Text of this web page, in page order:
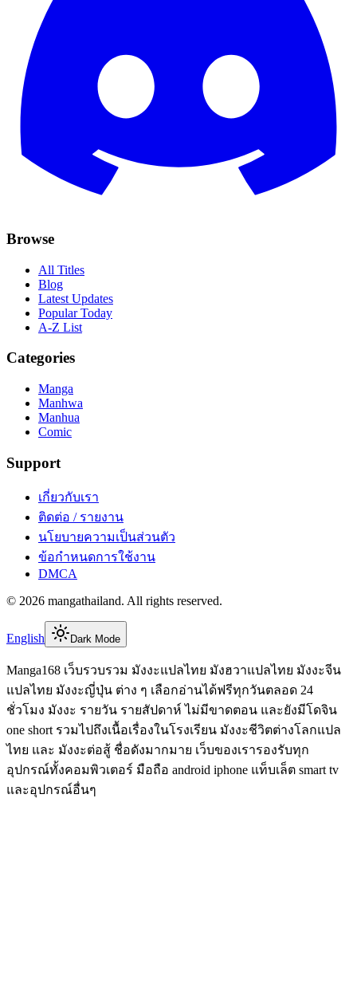
Browse
All Titles
Blog
Latest Updates
Popular Today
A-Z List
Categories
Manga
Manhwa
Manhua
Comic
Support
เกี่ยวกับเรา
ติดต่อ / รายงาน
นโยบายความเป็นส่วนตัว
ข้อกำหนดการใช้งาน
DMCA
© 2026 mangathailand. All rights reserved.
English Dark Mode
Manga168 เว็บรวบรวม มังงะแปลไทย มังฮวาแปลไทย มังงะจีน
แปลไทย มังงะญี่ปุ่น ต่าง ๆ เลือกอ่านได้ฟรีทุกวันตลอด 24
ชั่วโมง มังงะ รายวัน รายสัปดาห์ ไม่มีขาดตอน และยังมีโดจิน
one short รวมไปถึงเนื้อเรื่องในโรงเรียน มังงะชีวิตต่างโลกแปล
ไทย และ มังงะต่อสู้ ชื่อดังมากมาย เว็บของเรารองรับทุก
อุปกรณ์ทั้งคอมพิวเตอร์ มือถือ android iphone แท็บเล็ต smart tv
และอุปกรณ์อื่นๆ